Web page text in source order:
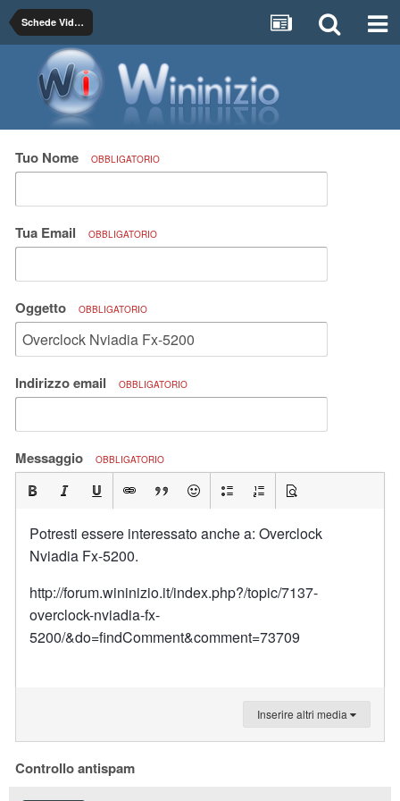
Schede Video e Grafiche
Tuo Nome OBBLIGATORIO
Tua Email OBBLIGATORIO
Oggetto OBBLIGATORIO
Indirizzo email OBBLIGATORIO
Messaggio OBBLIGATORIO
Potresti essere interessato anche a: Overclock
Nviadia Fx-5200.
http://forum.wininizio.it/index.php?/topic/7137-
overclock-nviadia-fx-
5200/&do=findComment&comment=73709
Inserire altri media
Controllo antispam